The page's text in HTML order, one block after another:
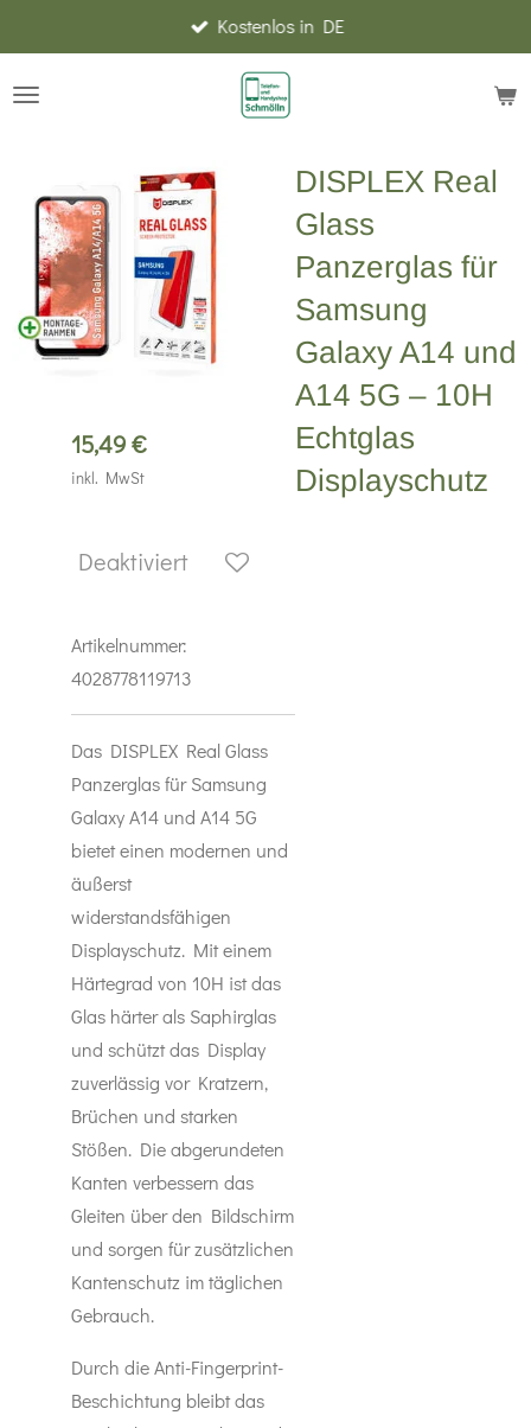
Hauptinhalt
springen
Kostenlos in DE
DISPLEX Real
Glass
Panzerglas für
Samsung
Galaxy A14 und
A14 5G – 10H
Echtglas
Displayschutz
15,49 €
inkl. MwSt
Deaktiviert
Artikelnummer:
4028778119713
Das DISPLEX Real Glass
Panzerglas für Samsung
Galaxy A14 und A14 5G
bietet einen modernen und
äußerst
widerstandsfähigen
Displayschutz. Mit einem
Härtegrad von 10H ist das
Glas härter als Saphirglas
und schützt das Display
zuverlässig vor Kratzern,
Brüchen und starken
Stößen. Die abgerundeten
Kanten verbessern das
Gleiten über den Bildschirm
und sorgen für zusätzlichen
Kantenschutz im täglichen
Gebrauch.
Durch die Anti-Fingerprint-
Beschichtung bleibt das